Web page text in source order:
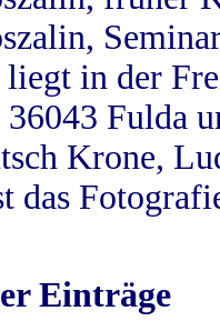
in der
Fulda
Krone,
das
Einträge